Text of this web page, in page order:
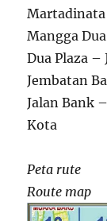
Martadinata
Mangga
Dua Plaza –
Jembatan
Jalan Bank
Kota
Peta rute
Route map